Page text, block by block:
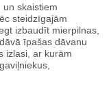
un skaistiem
steidzīgajām
izbaudīt mierpilnas,
īpašas dāvanu
izlasi, ar kurām